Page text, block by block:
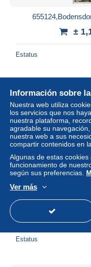
±
Estatus
Nuevo
655076,Am
±
Estatus
Información sobre
Nuestra web utiliza
los servicios que nos
nuestra plataforma,
agradable su
nuestra web a sus
compartir contenidos en
Algunas de estas
funcionamiento de
según sus preferencias.
Ver más